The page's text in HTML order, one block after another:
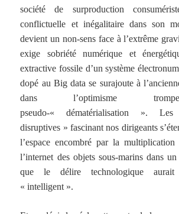
société de surproduction
conflictuelle et inégalitaire dans son
devient un non-sens face à l’extrême
exige sobriété numérique et
extractive fossile d’un système
dopé au Big data se surajoute à
dans l’optimisme
pseudo-« dématérialisation ».
disruptives » fascinant nos dirigeants
l’espace encombré par la
l’internet des objets sous-marins dans
que le délire technologique aurait
« intelligent ».